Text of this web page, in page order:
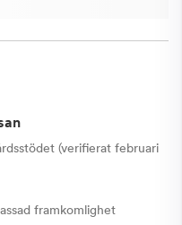
(verifierat februari
framkomlighet